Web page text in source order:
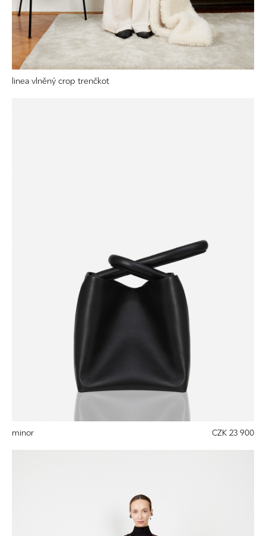
linea vlněný crop trenčkot
minor CZK 23 900